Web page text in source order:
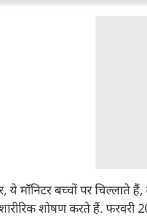
ये मॉनिटर बच्चों पर
शोषण करते हैं. फरवरी